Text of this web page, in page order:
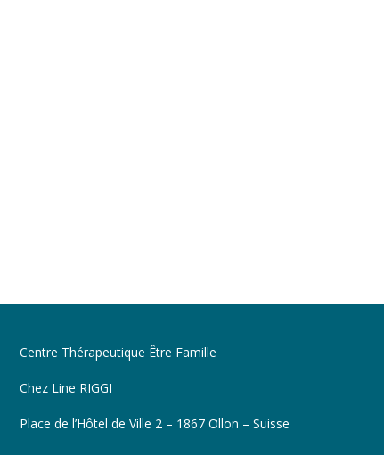
Centre Thérapeutique Être Famille
Chez Line RIGGI
Place de l’Hôtel de Ville 2 – 1867 Ollon – Suisse